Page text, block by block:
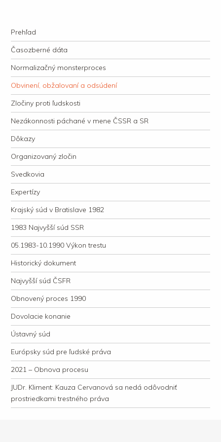
justície
Navigation
Skip to content
Prehľad
Časozberné dáta
Normalizačný monsterproces
Obvinení, obžalovaní a odsúdení
Zločiny proti ľudskosti
Nezákonnosti páchané v mene ČSSR a SR
Dôkazy
Organizovaný zločin
Svedkovia
Expertízy
Krajský súd v Bratislave 1982
1983 Najvyšší súd SSR
05.1983-10.1990 Výkon trestu
Historický dokument
Najvyšší súd ČSFR
Obnovený proces 1990
Dovolacie konanie
Ústavný súd
Európsky súd pre ľudské práva
2021 – Obnova procesu
JUDr. Kliment: Kauza Cervanová sa nedá odôvodniť
prostriedkami trestného práva